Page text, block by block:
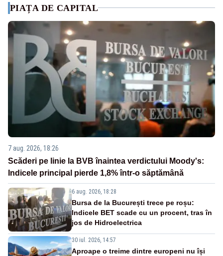
PIAȚA DE CAPITAL
7 aug. 2026, 18:26
Scăderi pe linie la BVB înaintea verdictului Moody's:
Indicele principal pierde 1,8% într-o săptămână
6 aug. 2026, 18:28
Bursa de la București trece pe roșu:
Indicele BET scade cu un procent, tras în
jos de Hidroelectrica
30 iul. 2026, 14:57
Aproape o treime dintre europeni nu își